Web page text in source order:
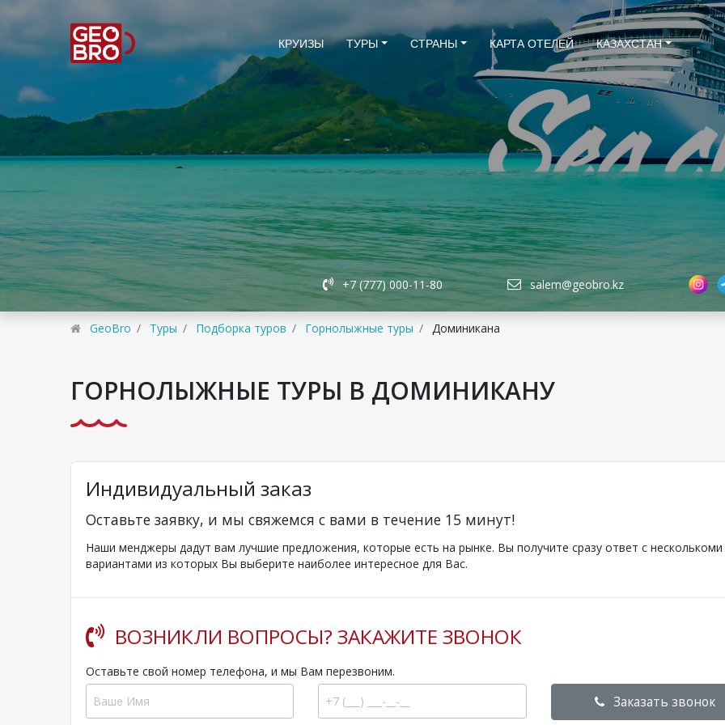
КРУИЗЫ ТУРЫ СТРАНЫ КАРТА ОТЕЛЕЙ КАЗАХСТАН
+7 (777) 000-11-80 salem@geobro.kz
GeoBro Туры Подборка туров Горнолыжные туры Доминикана
ГОРНОЛЫЖНЫЕ ТУРЫ В ДОМИНИКАНУ
Индивидуальный заказ
Оставьте заявку, и мы свяжемся с вами в течение 15 минут!
Наши менджеры дадут вам лучшие предложения, которые есть на рынке. Вы получите сразу ответ с несколькоми
вариантами из которых Вы выберите наиболее интересное для Вас.
ВОЗНИКЛИ ВОПРОСЫ? ЗАКАЖИТЕ ЗВОНОК
Оставьте свой номер телефона, и мы Вам перезвоним.
Заказать звонок